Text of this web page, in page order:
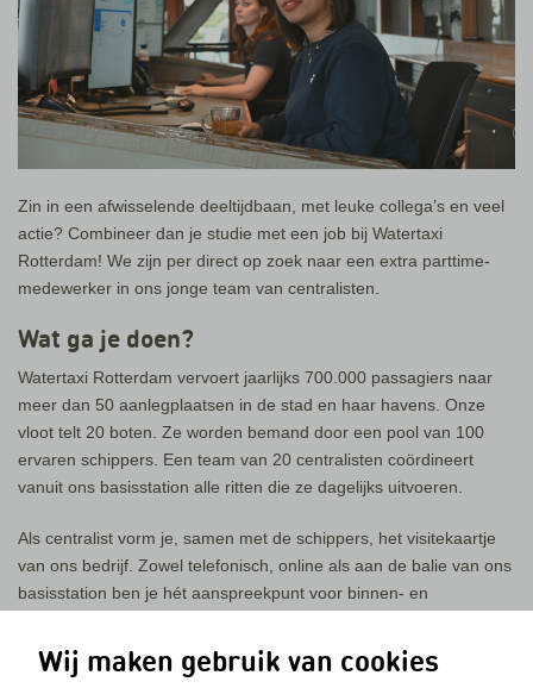
Zin in een afwisselende deeltijdbaan, met leuke collega’s en veel
actie? Combineer dan je studie met een job bij Watertaxi
Rotterdam! We zijn per direct op zoek naar een extra parttime-
medewerker in ons jonge team van centralisten.
Wat ga je doen?
Watertaxi Rotterdam vervoert jaarlijks 700.000 passagiers naar
meer dan 50 aanlegplaatsen in de stad en haar havens. Onze
vloot telt 20 boten. Ze worden bemand door een pool van 100
ervaren schippers. Een team van 20 centralisten coördineert
vanuit ons basisstation alle ritten die ze dagelijks uitvoeren.
Als centralist vorm je, samen met de schippers, het visitekaartje
van ons bedrijf. Zowel telefonisch, online als aan de balie van ons
basisstation ben je hét aanspreekpunt voor binnen- en
Daarnaast onderhoud je via de marifoon ook doorlopend intensief
contact met al onze schepen op het water.
Wij maken gebruik van cookies